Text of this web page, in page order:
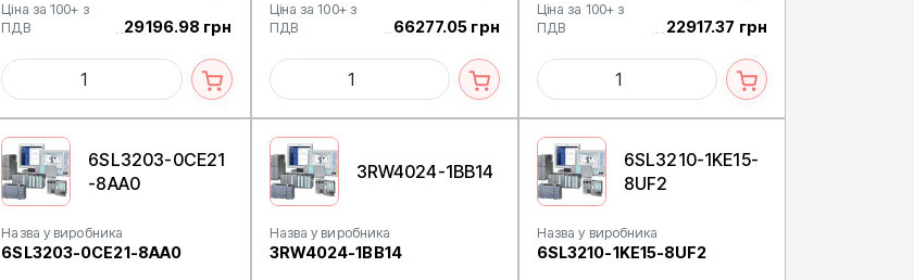
Ціна за 100+ з
ПДВ
29196.98 грн
Ціна за 100+ з
ПДВ
66277.05 грн
Ціна за 100+ з
ПДВ
22917.37 грн
6SL3203-0CE21
-8AA0
Назва у виробника
6SL3203-0CE21-8AA0
3RW4024-1BB14
Назва у виробника
3RW4024-1BB14
6SL3210-1KE15-
8UF2
Назва у виробника
6SL3210-1KE15-8UF2